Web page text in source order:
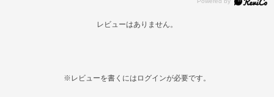
レビューはありません。
※レビューを書くには ログインが必要です。